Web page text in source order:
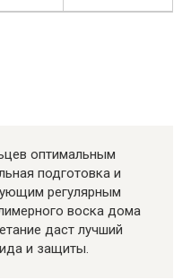
оптимальным
подготовка и
регулярным
воска дома
даст лучший
и защиты.